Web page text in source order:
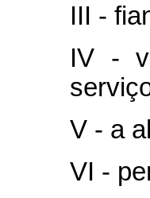
III -
IV -
V - a
VI -